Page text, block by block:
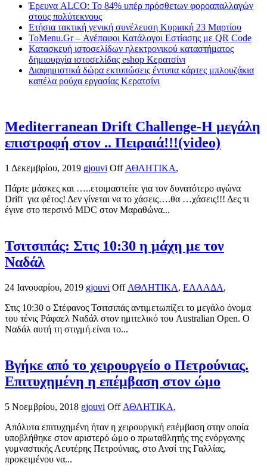
Έρευνα ALCO: Το 84% υπέρ πρόσθετων φοροαπαλλαγών
στους πολύτεκνους
Ετήσια τακτική γενική συνέλευση Κυριακή 23 Μαρτίου
ToMenu.Gr – Ανέπαφοι Κατάλογοι Εστίασης με QR Code
Κατασκευή ιστοσελίδων ηλεκτρονικού καταστήματος
δημιουργία ιστοσελίδας eshop Κερατσίνι
Διαφημιστικά δώρα εκτυπώσεις έντυπα κάρτες μπλουζάκια
καπέλα ρούχα εργασίας Κερατσίνι
Mediterranean Drift Challenge-Η μεγάλη
επιστροφή στον .. Πειραιά!!!(video)
1 Δεκεμβρίου, 2019 gjouvi Off ΑΘΛΗΤΙΚΑ,
Πάρτε μάσκες και …..ετοιμαστείτε για τον δυνατότερο αγώνα
Drift για φέτος! Δεν γίνεται να το χάσεις….θα …χάσεις!!! Δες τι
έγινε στο περσινό MDC στον Μαραθώνα...
Τσιτσιπάς: Στις 10:30 η μάχη με τον
Ναδάλ
24 Ιανουαρίου, 2019 gjouvi Off ΑΘΛΗΤΙΚΑ, ΕΛΛΑΔΑ,
Στις 10:30 ο Στέφανος Τσιτσιπάς αντιμετωπίζει το μεγάλο όνομα
του τένις Ράφαελ Ναδάλ στον ημιτελικό του Australian Open. Ο
Ναδάλ αυτή τη στιγμή είναι το...
Βγήκε από το χειρουργείο ο Πετρούνιας.
Επιτυχημένη η επέμβαση στον ώμο
5 Νοεμβρίου, 2018 gjouvi Off ΑΘΛΗΤΙΚΑ,
Απόλυτα επιτυχημένη ήταν η χειρουργική επέμβαση στην οποία
υποβλήθηκε στον αριστερό ώμο ο πρωταθλητής της ενόργανης
γυμναστικής Λευτέρης Πετρούνιας, στο Ανσί της Γαλλίας,
προκειμένου να...